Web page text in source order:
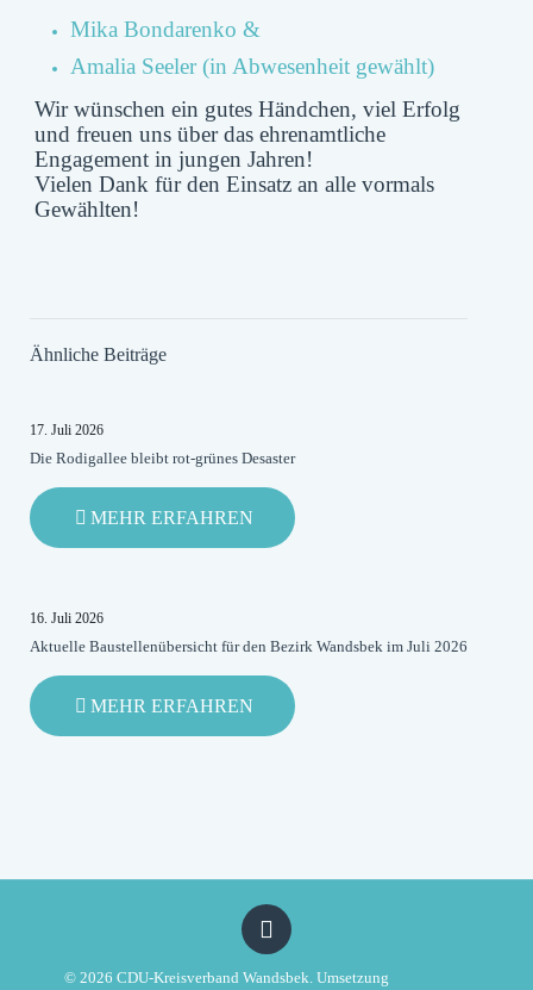
Mika Bondarenko &
Amalia Seeler (in Abwesenheit gewählt)
Wir wünschen ein gutes Händchen, viel Erfolg
und freuen uns über das ehrenamtliche
Engagement in jungen Jahren!
Vielen Dank für den Einsatz an alle vormals
Gewählten!
Ähnliche Beiträge
17. Juli 2026
Die Rodigallee bleibt rot-grünes Desaster
MEHR ERFAHREN
DIE
DESASTER
16. Juli 2026
Aktuelle Baustellenübersicht für den Bezirk Wandsbek im Juli 2026
MEHR ERFAHREN
AKTUELLE
JULI
2026
© 2026 CDU-Kreisverband Wandsbek. Umsetzung